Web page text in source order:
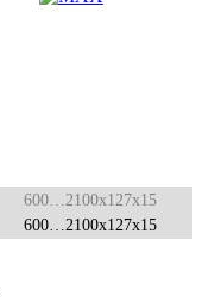
600…2100x127x15
600…2100x127x15